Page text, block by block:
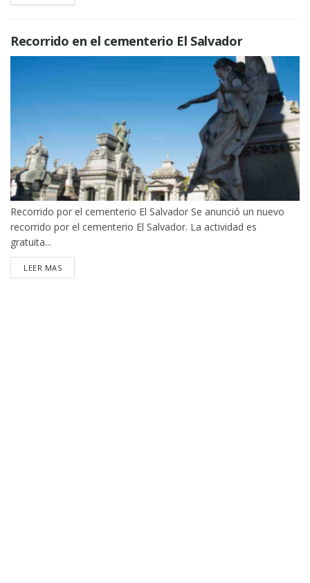
Recorrido en el cementerio El Salvador
Recorrido por el cementerio El Salvador Se anunció un nuevo
recorrido por el cementerio El Salvador. La actividad es
gratuita...
LEER MASDETAILS